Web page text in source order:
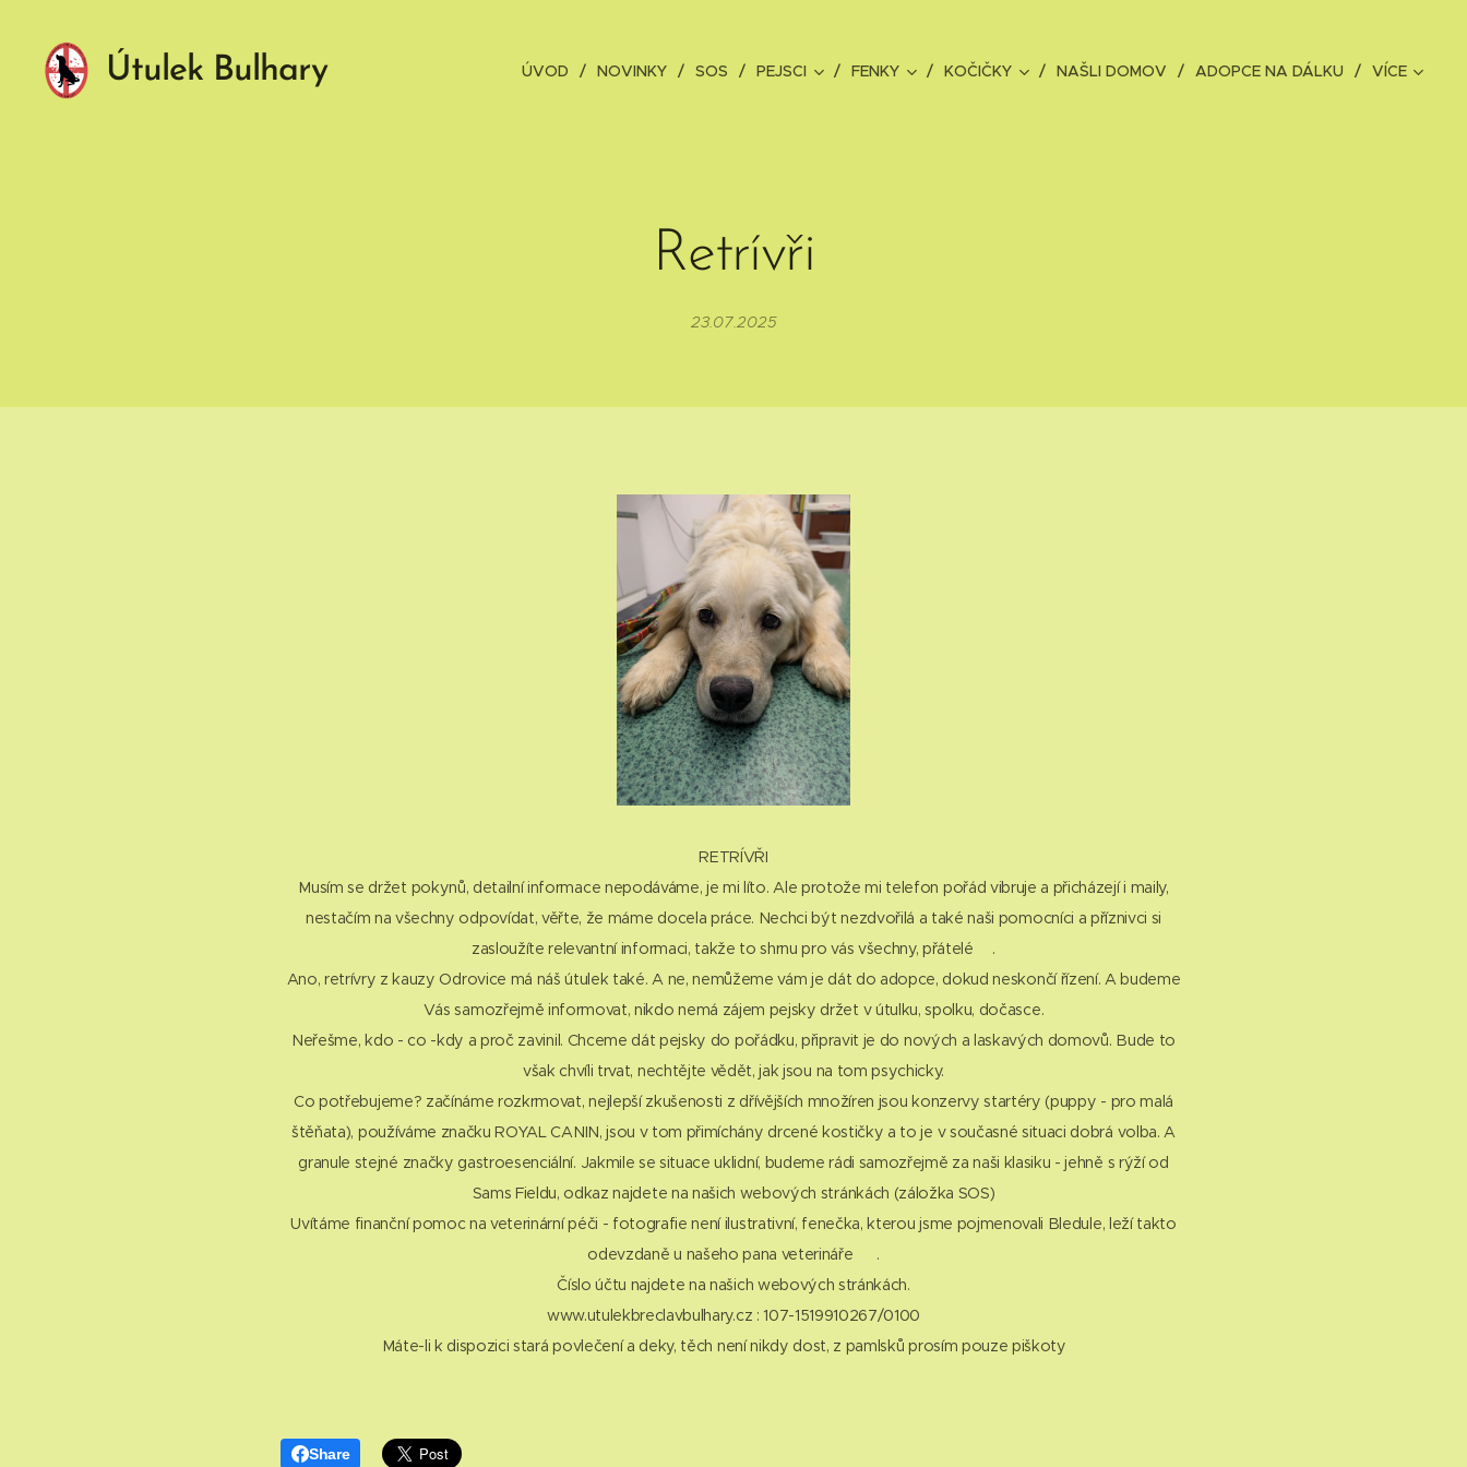
Útulek Bulhary ÚVOD NOVINKY SOS PEJSCI FENKY KOČIČKY NAŠLI DOMOV ADOPCE NA DÁLKU VÍCE
Retrívři
23.07.2025
🐾RETRÍVŘI🐾
Musím se držet pokynů, detailní informace nepodáváme, je mi líto. Ale protože mi telefon pořád vibruje a přicházejí i maily,
nestačím na všechny odpovídat, věřte, že máme docela práce. Nechci být nezdvořilá a také naši pomocníci a příznivci si
zasloužíte relevantní informaci, takže to shrnu pro vás všechny, přátelé😊.
Ano, retrívry z kauzy Odrovice má náš útulek také. A ne, nemůžeme vám je dát do adopce, dokud neskončí řízení. A budeme
Vás samozřejmě informovat, nikdo nemá zájem pejsky držet v útulku, spolku, dočasce.
Neřešme, kdo - co -kdy a proč zavinil. Chceme dát pejsky do pořádku, připravit je do nových a laskavých domovů. Bude to
však chvíli trvat, nechtějte vědět, jak jsou na tom psychicky.
Co potřebujeme? začínáme rozkrmovat, nejlepší zkušenosti z dřívějších množíren jsou konzervy startéry (puppy - pro malá
štěňata), používáme značku ROYAL CANIN, jsou v tom přimíchány drcené kostičky a to je v současné situaci dobrá volba. A
granule stejné značky gastroesenciální. Jakmile se situace uklidní, budeme rádi samozřejmě za naši klasiku - jehně s rýží od
Sams Fieldu, odkaz najdete na našich webových stránkách (záložka SOS)
Uvítáme finanční pomoc na veterinární péči - fotografie není ilustrativní, fenečka, kterou jsme pojmenovali Bledule, leží takto
odevzdaně u našeho pana veterináře 🥺.
Číslo účtu najdete na našich webových stránkách.
www.utulekbreclavbulhary.cz : 107-1519910267/0100
Máte-li k dispozici stará povlečení a deky, těch není nikdy dost, z pamlsků prosím pouze piškoty🙏
Share